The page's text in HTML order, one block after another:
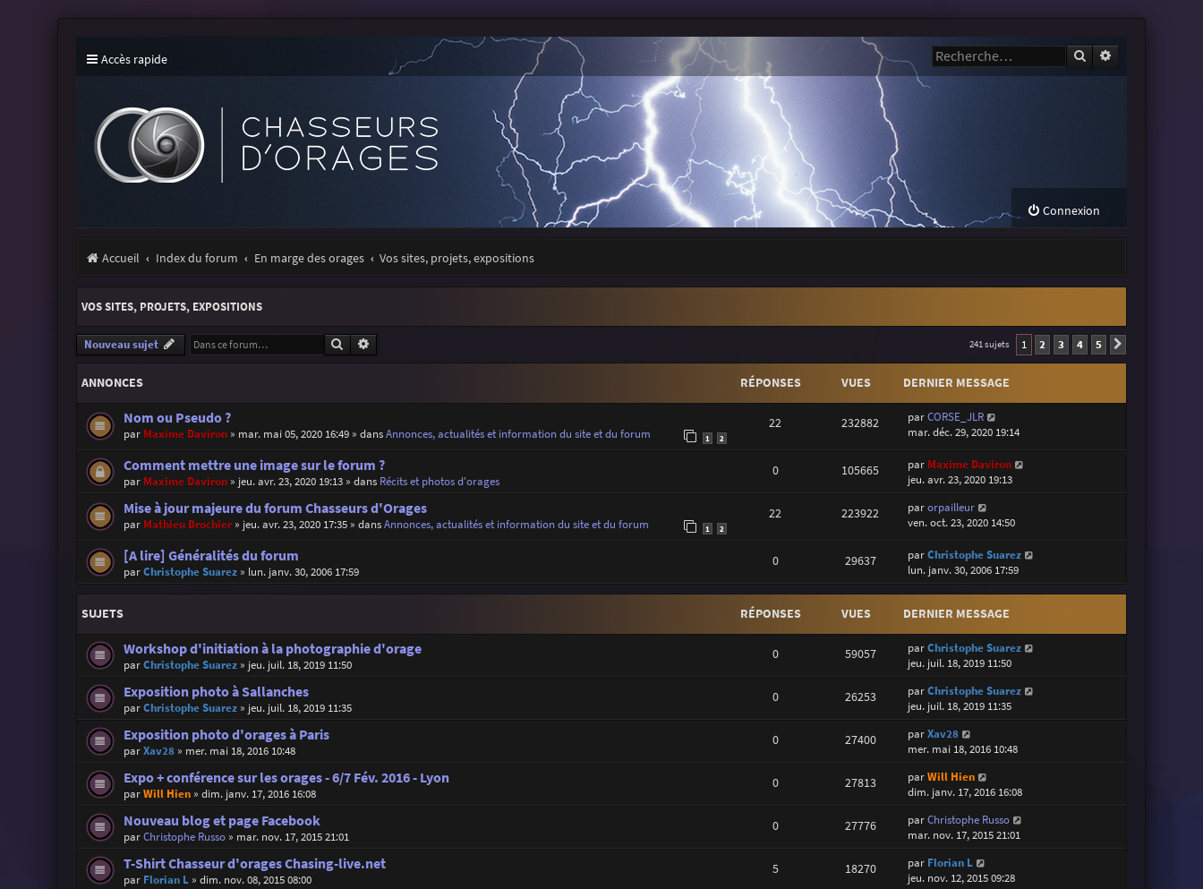
Accès rapide Rechercher
Connexion
Accueil Index du forum En marge des orages Vos sites, projets, expositions
VOS SITES, PROJETS, EXPOSITIONS
Nouveau sujet Rechercher 241 sujets 1 2 3 4 5
ANNONCES RÉPONSES VUES DERNIER MESSAGE
Nom ou Pseudo ?
par Maxime Daviron» mar. mai 05, 2020 16:49» dansAnnonces, actualités et information du site et du forum 1 2
22 232882 parCORSE_JLR
mar. déc. 29, 2020 19:14
Comment mettre une image sur le forum ?
par Maxime Daviron» jeu. avr. 23, 2020 19:13» dans Récits et photos d'orages
0 105665 par Maxime Daviron
jeu. avr. 23, 2020 19:13
Mise à jour majeure du forum Chasseurs d'Orages
par Mathieu Brochier» jeu. avr. 23, 2020 17:35» dansAnnonces, actualités et information du site et du forum 1 2
22 223922 parorpailleur
ven. oct. 23, 2020 14:50
[A lire] Généralités du forum
parChristophe Suarez» lun. janv. 30, 2006 17:59
0 29637 parChristophe Suarez
lun. janv. 30, 2006 17:59
SUJETS RÉPONSES VUES DERNIER MESSAGE
Workshop d'initiation à la photographie d'orage
parChristophe Suarez» jeu. juil. 18, 2019 11:50
0 59057 parChristophe Suarez
jeu. juil. 18, 2019 11:50
Exposition photo à Sallanches
parChristophe Suarez» jeu. juil. 18, 2019 11:35
0 26253 parChristophe Suarez
jeu. juil. 18, 2019 11:35
Exposition photo d'orages à Paris
parXav28» mer. mai 18, 2016 10:48
0 27400 parXav28
mer. mai 18, 2016 10:48
Expo + conférence sur les orages - 6/7 Fév. 2016 - Lyon
parWill Hien» dim. janv. 17, 2016 16:08
0 27813 parWill Hien
dim. janv. 17, 2016 16:08
Nouveau blog et page Facebook
parChristophe Russo» mar. nov. 17, 2015 21:01
0 27776 parChristophe Russo
mar. nov. 17, 2015 21:01
T-Shirt Chasseur d'orages Chasing-live.net
par Florian L» dim. nov. 08, 2015 08:00
5 18270 par Florian L
jeu. nov. 12, 2015 09:28